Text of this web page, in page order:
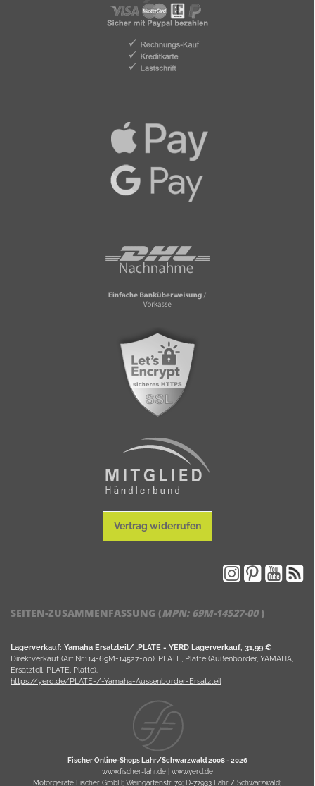
Vertrag widerrufen
SEITEN-ZUSAMMENFASSUNG (MPN: 69M-14527-00)
Lagerverkauf: Yamaha Ersatzteil/ .PLATE - YERD Lagerverkauf, 31,99 €
Direktverkauf (Art.Nr.114-69M-14527-00) .PLATE, Platte (Außenborder, YAMAHA,
Ersatzteil, PLATE, Platte).
https://yerd.de/PLATE-/-Yamaha-Aussenborder-Ersatzteil
Fischer Online-Shops Lahr/Schwarzwald 2008 -2026
www.fischer-lahr.de| www.yerd.de
Motorgeräte Fischer GmbH; Weingartenstr. 79; D-77933 Lahr / Schwarzwald;